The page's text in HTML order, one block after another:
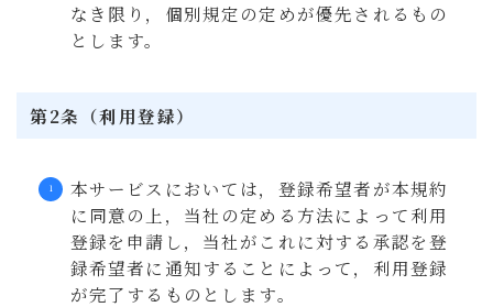
なき限り，個別規定の定めが優先されるもの
とします。
第2条（利用登録）
本サービスにおいては，登録希望者が本規約
に同意の上，当社の定める方法によって利用
登録を申請し，当社がこれに対する承認を登
録希望者に通知することによって，利用登録
が完了するものとします。